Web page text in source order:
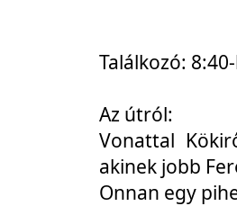
Találkozó:
Az útról:
Vonattal
akinek jobb
Onnan egy